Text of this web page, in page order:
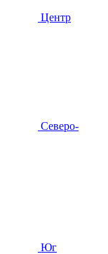
Центр
Северо-
Юг